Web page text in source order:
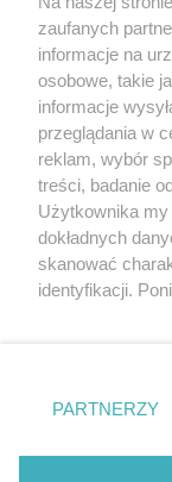
1 / 6
Wydawca mediów
Nie zapomnij
zapoznać się z:
Twojemiasto
Piekary Śląskie
Chorzów
Tarnowskie Góry
Gliwice
zaufanych
informacje na
osobowe, takie
informacje
przeglądania w
reklam, wybór
treści, badanie
Użytkownika
dokładnych
skanować
identyfikacji.
prywatności
. Niektóre
zgody
takiemu
PARTNERZY